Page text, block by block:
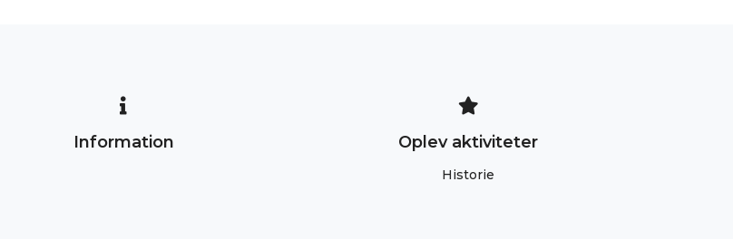
Information Oplev aktiviteter
Historie